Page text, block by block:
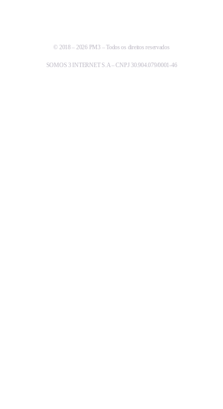
© 2018 – 2026 PM3 – Todos os direitos reservados
SOMOS 3 INTERNET S.A – CNPJ 30.904.079/0001-46